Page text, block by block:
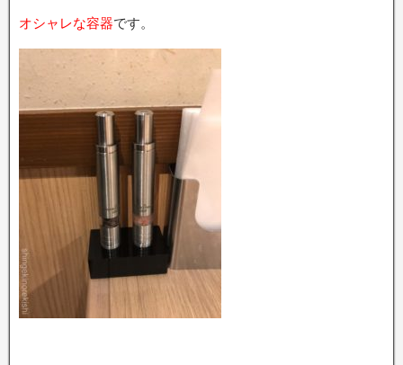
オシャレな容器です。